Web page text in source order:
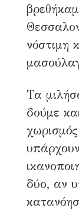
Η
5
νόστιμη
Τα
δούμε
δύο, αν